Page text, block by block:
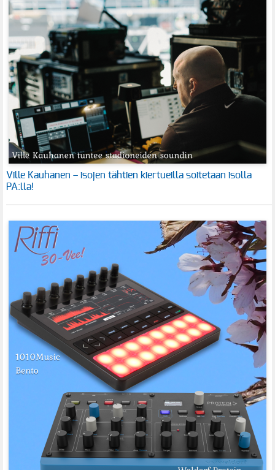
Ville Kauhanen – isojen tähtien kiertueilla soitetaan isolla
PA:lla!